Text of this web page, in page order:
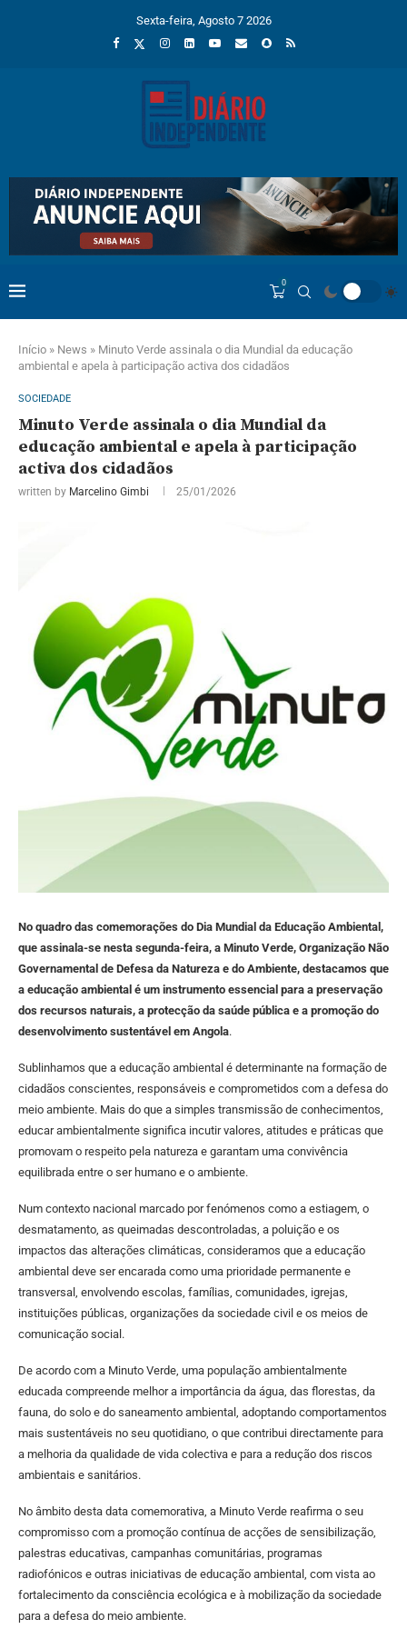
Sexta-feira, Agosto 7 2026
0
Início » News » Minuto Verde assinala o dia Mundial da educação
ambiental e apela à participação activa dos cidadãos
SOCIEDADE
Minuto Verde assinala o dia Mundial da
educação ambiental e apela à participação
activa dos cidadãos
written by Marcelino Gimbi 25/01/2026
No quadro das comemorações do Dia Mundial da Educação Ambiental,
que assinala-se nesta segunda-feira, a Minuto Verde, Organização Não
Governamental de Defesa da Natureza e do Ambiente, destacamos que
a educação ambiental é um instrumento essencial para a preservação
dos recursos naturais, a protecção da saúde pública e a promoção do
desenvolvimento sustentável em Angola.
Sublinhamos que a educação ambiental é determinante na formação de
cidadãos conscientes, responsáveis e comprometidos com a defesa do
meio ambiente. Mais do que a simples transmissão de conhecimentos,
educar ambientalmente significa incutir valores, atitudes e práticas que
promovam o respeito pela natureza e garantam uma convivência
equilibrada entre o ser humano e o ambiente.
Num contexto nacional marcado por fenómenos como a estiagem, o
desmatamento, as queimadas descontroladas, a poluição e os
impactos das alterações climáticas, consideramos que a educação
ambiental deve ser encarada como uma prioridade permanente e
transversal, envolvendo escolas, famílias, comunidades, igrejas,
instituições públicas, organizações da sociedade civil e os meios de
comunicação social.
De acordo com a Minuto Verde, uma população ambientalmente
educada compreende melhor a importância da água, das florestas, da
fauna, do solo e do saneamento ambiental, adoptando comportamentos
mais sustentáveis no seu quotidiano, o que contribui directamente para
a melhoria da qualidade de vida colectiva e para a redução dos riscos
ambientais e sanitários.
No âmbito desta data comemorativa, a Minuto Verde reafirma o seu
compromisso com a promoção contínua de acções de sensibilização,
palestras educativas, campanhas comunitárias, programas
radiofónicos e outras iniciativas de educação ambiental, com vista ao
fortalecimento da consciência ecológica e à mobilização da sociedade
para a defesa do meio ambiente.